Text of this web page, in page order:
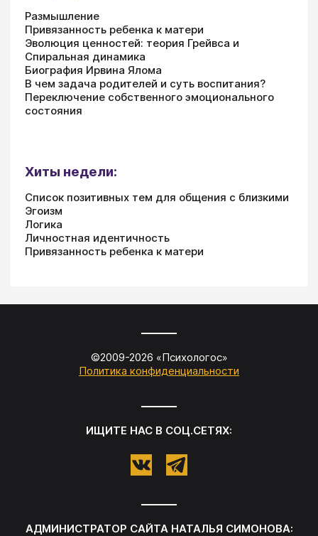
Размышление
Привязанность ребенка к матери
Эволюция ценностей: теория Грейвса и
Спиральная динамика
Биография Ирвина Ялома
В чем задача родителей и суть воспитания?
Переключение собственного эмоционального
состояния
Хиты недели:
Список позитивных тем для общения с близкими
Эгоизм
Логика
Личностная идентичность
Привязанность ребенка к матери
©2009-2026 «Психологос»
Политика конфиденциальности
ИЩИТЕ НАС В СОЦ.СЕТЯХ:
АДМИНИСТРАТОР САЙТА НАТАЛЬЯ СИМОНОВА: